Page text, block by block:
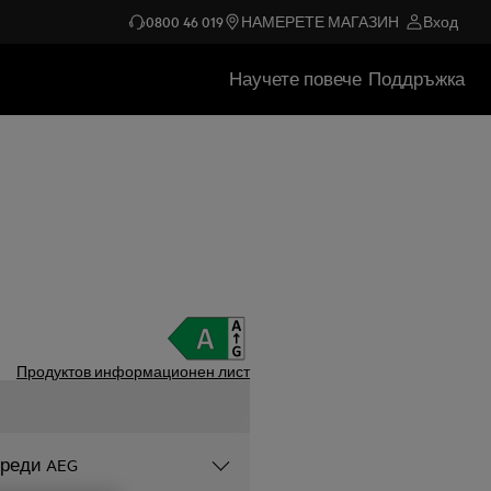
0800 46 019 НАМЕРЕТЕ МАГАЗИН Вход
Научете повече Поддръжка
Продуктов информационен лист
AEG